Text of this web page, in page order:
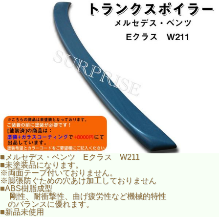
■メルセデス・ベンツ Eクラス W211
■未塗装品になります。
※両面テープ付いておりません。
※膨張防ぐための穴あけ加工しておりません
剛性、耐衝撃性、曲げ疲労性など機械的特性
のバランスに優れます。
■新品未使用
■メルセデス・ベンツ Eクラス W211
■未塗装品になります。
※両面テープ付いておりません。
※膨張防ぐための穴あけ加工しておりません
■ABS樹脂成型
剛性、耐衝撃性、曲げ疲労性など機械的特性
のバランスに優れます。
■新品未使用